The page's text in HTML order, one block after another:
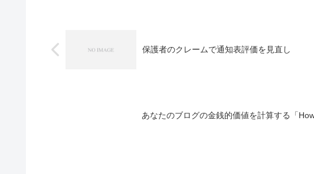
保護者のクレームで通知表評価を見直し
あなたのブログの金銭的価値を計算する「